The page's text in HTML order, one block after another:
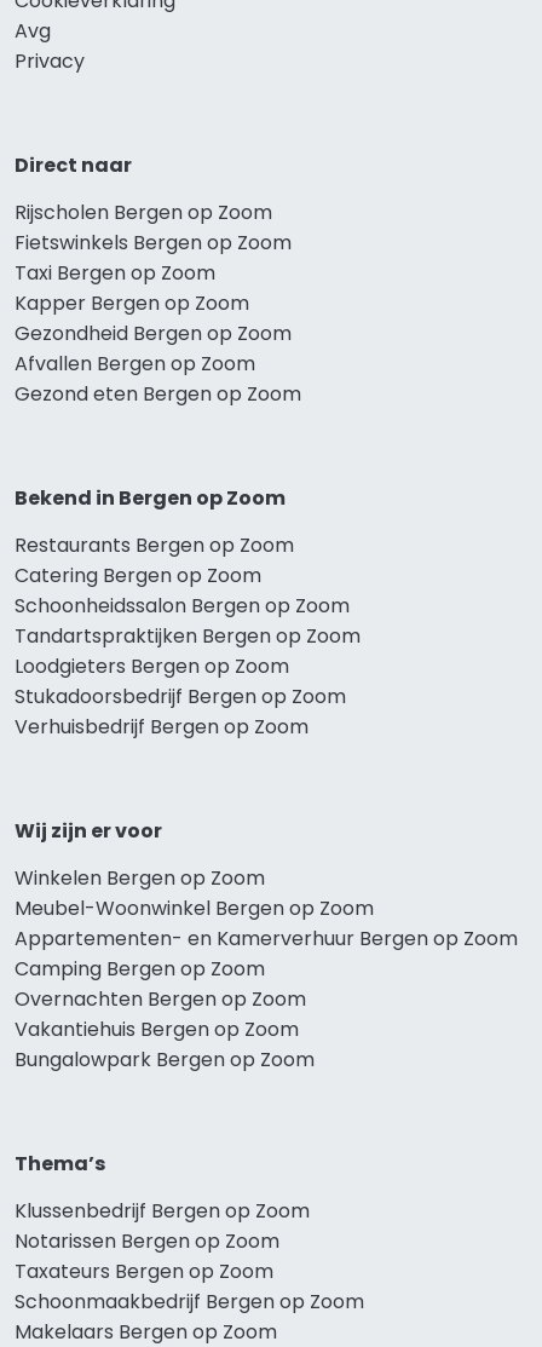
Avg
Privacy
Direct naar
Rijscholen Bergen op Zoom
Fietswinkels Bergen op Zoom
Taxi Bergen op Zoom
Kapper Bergen op Zoom
Gezondheid Bergen op Zoom
Afvallen Bergen op Zoom
Gezond eten Bergen op Zoom
Bekend in Bergen op Zoom
Restaurants Bergen op Zoom
Catering Bergen op Zoom
Schoonheidssalon Bergen op Zoom
Tandartspraktijken Bergen op Zoom
Loodgieters Bergen op Zoom
Stukadoorsbedrijf Bergen op Zoom
Verhuisbedrijf Bergen op Zoom
Wij zijn er voor
Winkelen Bergen op Zoom
Meubel-Woonwinkel Bergen op Zoom
Appartementen- en Kamerverhuur Bergen op Zoom
Camping Bergen op Zoom
Overnachten Bergen op Zoom
Vakantiehuis Bergen op Zoom
Bungalowpark Bergen op Zoom
Thema’s
Klussenbedrijf Bergen op Zoom
Notarissen Bergen op Zoom
Taxateurs Bergen op Zoom
Schoonmaakbedrijf Bergen op Zoom
Makelaars Bergen op Zoom